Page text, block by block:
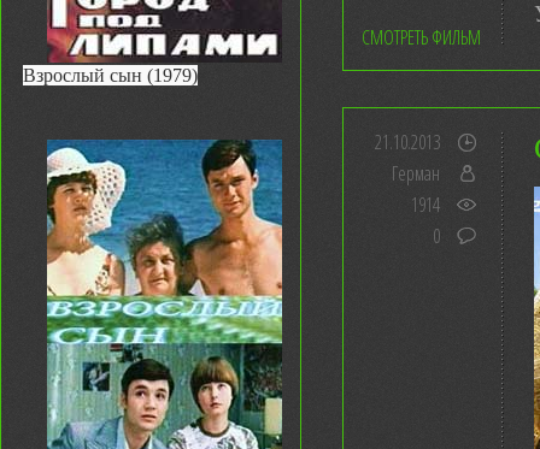
Взрослый сын (1979)
СМОТРЕТЬ ФИЛЬМ
21.10.2013
Герман
1914
0